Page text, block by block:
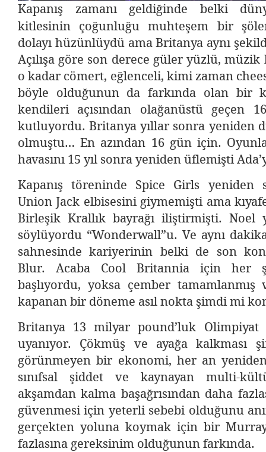
Kapanış zamanı geldiğinde belki
kitlesinin çoğunluğu muhteşem bir
dolayı hüzünlüydü ama Britanya aynı
Açılışa göre son derece güler yüzlü,
o kadar cömert, eğlenceli, kimi zaman
böyle olduğunun da farkında olan bir
kendileri açısından olağanüstü geçen
kutluyordu. Britanya yıllar sonra yeniden
olmuştu… En azından 16 gün için.
havasını 15 yıl sonra yeniden üflemişti
Kapanış töreninde Spice Girls yeniden
Union Jack elbisesini giymemişti ama
Birleşik Krallık bayrağı iliştirmişti. Noel
söylüyordu “Wonderwall”u. Ve aynı
sahnesinde kariyerinin belki de son
Blur. Acaba Cool Britannia için her
başlıyordu, yoksa çember tamamlanmış
kapanan bir döneme asıl nokta şimdi mi
Britanya 13 milyar pound’luk Olimpiyat
uyanıyor. Çökmüş ve ayağa kalkması
görünmeyen bir ekonomi, her an
sınıfsal şiddet ve kaynayan multi-
akşamdan kalma başağrısından daha
güvenmesi için yeterli sebebi olduğunu
gerçekten yoluna koymak için bir
fazlasına gereksinim olduğunun farkında.